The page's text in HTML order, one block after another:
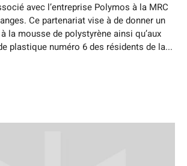
avec l’entreprise Polymos à la MRC
Ce partenariat vise à de donner un
la mousse de polystyrène ainsi qu’aux
plastique numéro 6 des résidents de la...